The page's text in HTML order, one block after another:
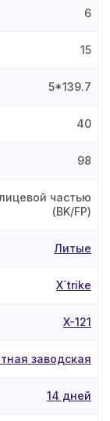
6
15
5*139.7
40
98
частью
(BK/FP)
Литые
X`trike
X-121
заводская
14 дней